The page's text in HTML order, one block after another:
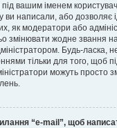
вашим іменем
ви написали, або дозволяє
як модератори або
змінювати жодне звання на
Будь-ласка,
тільки для того, щоб
можуть просто
“e-mail”, щоб